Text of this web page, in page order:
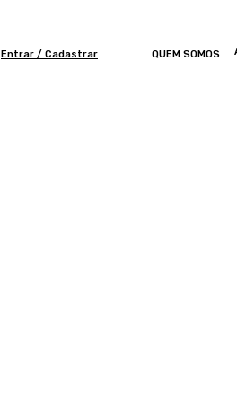
Entrar / Cadastrar QUEM SOMOS